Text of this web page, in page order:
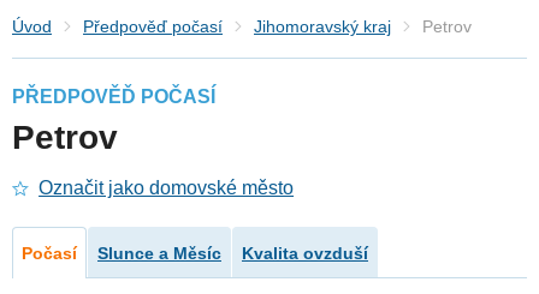
Úvod Předpověď počasí Jihomoravský kraj Petrov
PŘEDPOVĚĎ POČASÍ
Petrov
Označit jako domovské město
Počasí Slunce a Měsíc Kvalita ovzduší